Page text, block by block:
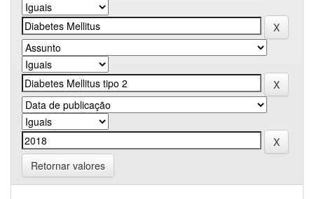
Retornar valores